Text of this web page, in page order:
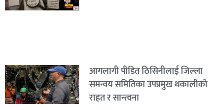
आगलागी पीडित ठिसिनीलाई जिल्ला
समन्वय समितिका उपप्रमुख थकालीको
राहत र सान्त्वना